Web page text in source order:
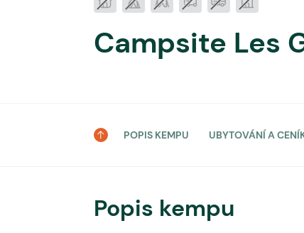
Campsite Les
POPIS KEMPU UBYTOVÁNÍ A
Popis kempu